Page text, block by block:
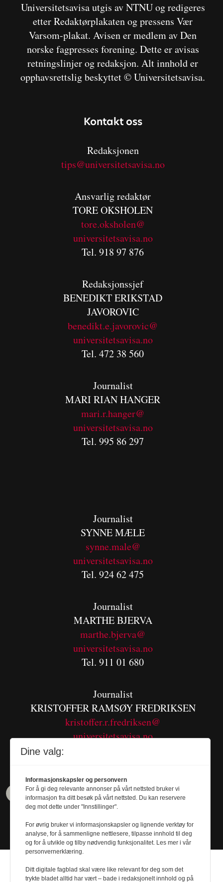
Universitetsavisa utgis av NTNU og redigeres
etter Redaktørplakaten og pressens Vær
Varsom-plakat. Avisen er medlem av Den
norske fagpresses forening. Dette er avisas
retningslinjer og redaksjon. Alt innhold er
opphavsrettslig beskyttet © Universitetsavisa.
Kontakt oss
Redaksjonen
tips@universitetsavisa.no
Ansvarlig redaktør
TORE OKSHOLEN
tore.oksholen@
universitetsavisa.no
Tel. 918 97 876
Redaksjonssjef
BENEDIKTERIKSTAD
JAVOROVIC
benedikt.e.javorovic@
universitetsavisa.no
Tel. 472 38 560
Journalist
MARI RIAN HANGER
mari.r.hanger@
universitetsavisa.no
Tel. 995 86 297
Journalist
SYNNE MÆLE
synne.male@
universitetsavisa.no
Tel. 924 62 475
Journalist
MARTHE BJERVA
marthe.bjerva@
universitetsavisa.no
Tel. 911 01 680
Journalist
KRISTOFFER RAMSØY FREDRIKSEN
kristoffer.r.fredriksen@
universitetsavisa.no
Dine valg:
Informasjonskapsler og personvern
For å gi deg relevante annonser på vårt nettsted bruker vi
informasjon fra ditt besøk på vårt nettsted. Du kan reservere
deg mot dette under "Innstillinger".
For øvrig bruker vi informasjonskapsler og lignende verktøy for
analyse, for å sammenligne nettlesere, tilpasse innhold til deg
og for å utvikle og tilby nødvendig funksjonalitet. Les mer i vår
personvernerklæring.
Ditt digitale fagblad skal være like relevant for deg som det
trykte bladet alltid har vært – bade i redaksjonelt innhold og på